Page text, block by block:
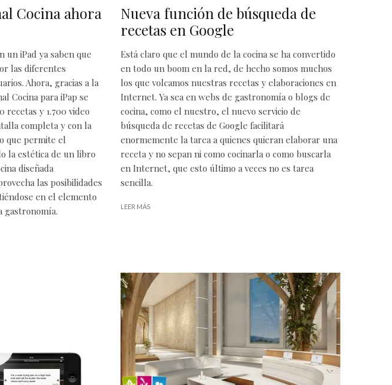
Cocina ahora
un iPad ya saben que
las diferentes
Ahora, gracias a la
Cocina para iPap se
recetas y 1.700 video
completa y con la
que permite el
la estética de un libro
diseñada
las posibilidades
en el elemento
gastronomía.
Nueva función de búsqueda de
recetas en Google
Está claro que el mundo de la cocina se ha convertido
en todo un boom en la red, de hecho somos muchos
los que volcamos nuestras recetas y elaboraciones en
Internet. Ya sea en webs de gastronomía o blogs de
cocina, como el nuestro, el nuevo servicio de
búsqueda de recetas de Google facilitará
enormemente la tarea a quienes quieran elaborar una
receta y no sepan ni como cocinarla o como buscarla
en Internet, que esto último a veces no es tarea
sencilla.
LEER MÁS